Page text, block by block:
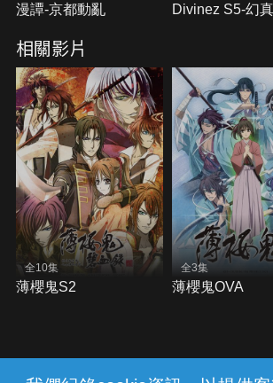
漫譚-京都動亂
Divinez S5-幻
相關影片
全10集
薄櫻鬼S2
全3集
薄櫻鬼OVA